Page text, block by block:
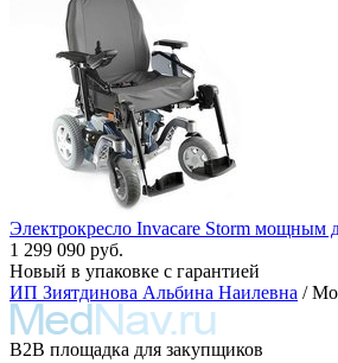
Электрокресло Invacare Storm мощным
1 299 090 руб.
Новый в упаковке с гарантией
ИП Зиятдинова Альбина Наилевна /
B2B площадка для закупщиков